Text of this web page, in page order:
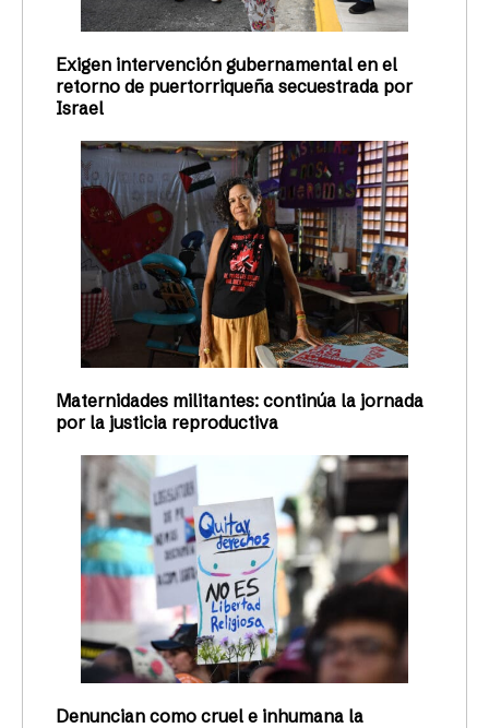
Exigen intervención gubernamental en el
retorno de puertorriqueña secuestrada por
Israel
Maternidades militantes: continúa la jornada
por la justicia reproductiva
Denuncian como cruel e inhumana la